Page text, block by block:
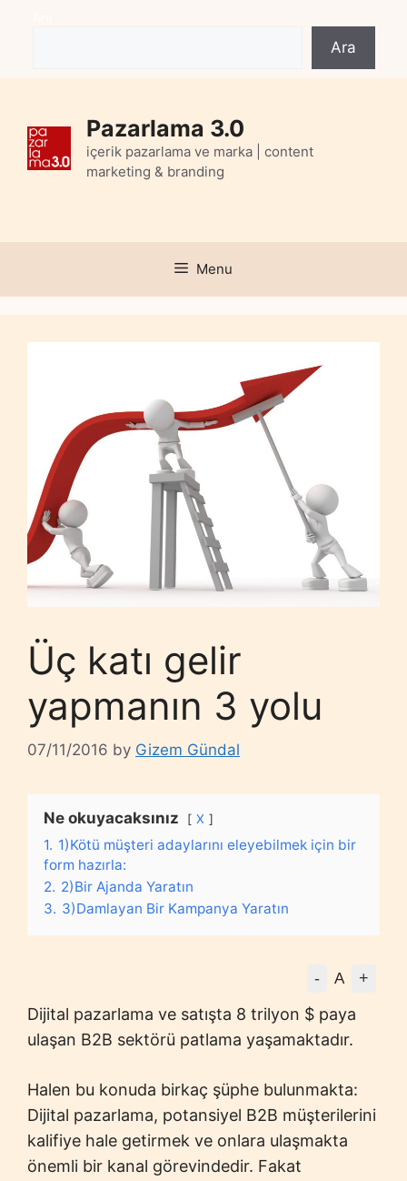
Ara
Pazarlama 3.0
içerik pazarlama ve marka | content
marketing & branding
Menu
Üç katı gelir
yapmanın 3 yolu
07/11/2016 by Gizem Gündal
Ne okuyacaksınız X
1. 1)Kötü müşteri adaylarını eleyebilmek için bir
form hazırla:
2. 2)Bir Ajanda Yaratın
3. 3)Damlayan Bir Kampanya Yaratın
- A +
Dijital pazarlama ve satışta 8 trilyon $ paya
ulaşan B2B sektörü patlama yaşamaktadır.
Halen bu konuda birkaç şüphe bulunmakta:
Dijital pazarlama, potansiyel B2B müşterilerini
kalifiye hale getirmek ve onlara ulaşmakta
önemli bir kanal görevindedir. Fakat